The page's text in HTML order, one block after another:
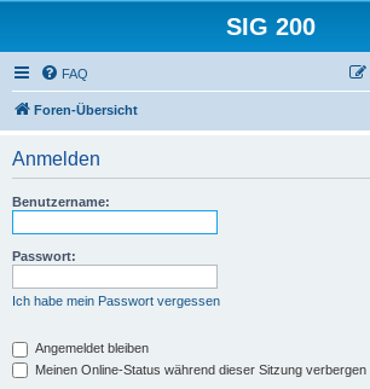
SIG 200
FAQ
Foren-Übersicht
Anmelden
Benutzername:
Passwort:
Ich habe mein Passwort vergessen
Angemeldet bleiben
Meinen Online-Status während dieser Sitzung verbergen